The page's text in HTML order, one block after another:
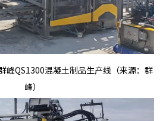
峰QS1300混凝土制品生产线（来源：群
峰）